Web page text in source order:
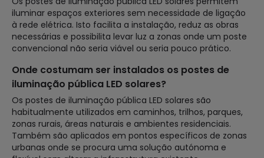
iluminar espaços exteriores sem necessidade de ligação
à rede elétrica. Isto facilita a instalação, reduz as obras
necessárias e possibilita levar luz a zonas onde um poste
convencional não seria viável ou seria pouco prático.
Onde costumam ser instalados os postes de
iluminação pública LED solares?
Os postes de iluminação pública LED solares são
habitualmente utilizados em caminhos, trilhos, parques,
zonas rurais, áreas naturais e ambientes residenciais.
Também são aplicados em pontos específicos de zonas
urbanas onde se procura uma solução autónoma e